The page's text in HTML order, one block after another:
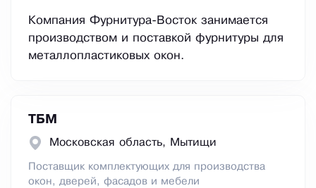
Компания Фурнитура-Восток занимается
производством и поставкой фурнитуры для
металлопластиковых окон.
ТБМ
Московская область, Мытищи
Поставщик комплектующих для производства
окон, дверей, фасадов и мебели